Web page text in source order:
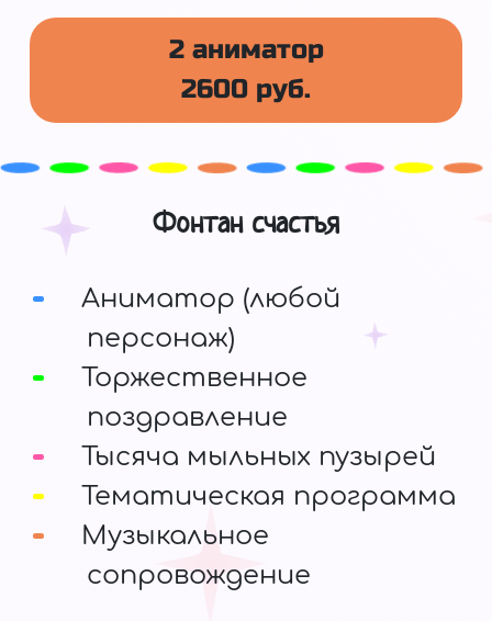
2 аниматор
2600 руб.
Фонтан счастья
Аниматор (любой
персонаж)
Торжественное
поздравление
Тысяча мыльных пузырей
Тематическая программа
Музыкальное
сопровождение